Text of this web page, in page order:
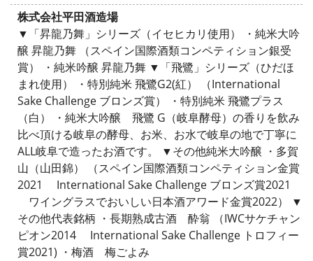
株式会社平田酒造場
▼「昇龍乃舞」シリーズ（イセヒカリ使用） ・純米大吟
醸 昇龍乃舞 （スペイン国際酒類コンペティション銀受
賞） ・純米吟醸 昇龍乃舞 ▼「飛鷺」シリーズ（ひだほ
まれ使用） ・特別純米 飛鷺G2(紅） （International
Sake Challenge ブロンズ賞） ・特別純米 飛鷺プラス
（白） ・純米大吟醸 飛鷺 G（岐阜酵母）の香りを飲み
比べ頂ける岐阜の酵母、お米、お水で岐阜の地で丁寧に
ALL岐阜で造ったお酒です。 ▼その他純米大吟醸 ・多賀
山（山田錦） （スペイン国際酒類コンペティション金賞
2021 International Sake Challenge ブロンズ賞2021
ワイングラスでおいしい日本酒アワード金賞2022） ▼
その他代表銘柄 ・長期熟成古酒 酔翁 （IWCサケチャン
ピオン2014 International Sake Challenge トロフィー
賞2021) ・梅酒 梅ごよみ